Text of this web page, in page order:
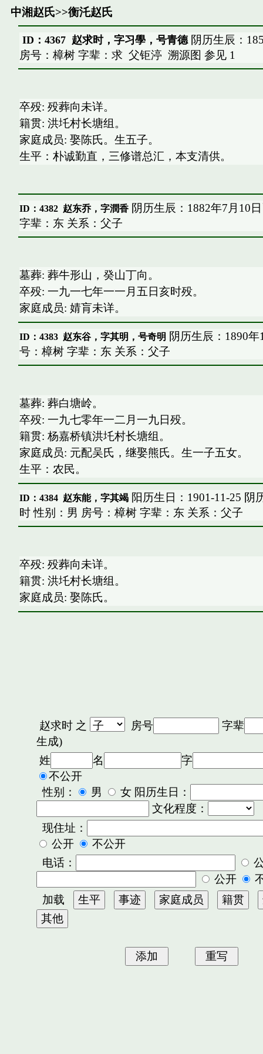
中湘赵氏>>衡汑赵氏
ID：4367 赵求时，字习學，号青德阴历生辰：
房号：樟树 字辈：求 父钜渟 溯源图 参见 1
卒殁: 殁葬向未详。
籍贯: 洪圫村长塘组。
家庭成员: 娶陈氏。生五子。
生平：朴诚勤直，三修谱总汇，本支清供。
ID：4382 赵东乔，字潤香阴历生辰：1882年7月10
字辈：东 关系：父子
墓葬: 葬牛形山，癸山丁向。
卒殁: 一九一七年一一月五日亥时殁。
家庭成员: 婧肓未详。
ID：4383 赵东谷，字其明，号奇明 阴历生辰：1890
号：樟树 字辈：东 关系：父子
墓葬: 葬白塘岭。
卒殁: 一九七零年一二月一九日殁。
籍贯: 杨嘉桥镇洪圫村长塘组。
家庭成员: 元配吴氏，继娶熊氏。生一子五女。
生平：农民。
ID：4384 赵东能，字其竭阳历生日：1901-11-25 阴
时 性别：男 房号：樟树 字辈：东 关系：父子
卒殁: 殁葬向未详。
籍贯: 洪圫村长塘组。
家庭成员: 娶陈氏。
赵求时之 房号
字辈
生成)
姓
名
字
不公开
性别：
男
女 阳历生日：
文化程度：
现住址：
公开
不公开
电话：
公开
加载